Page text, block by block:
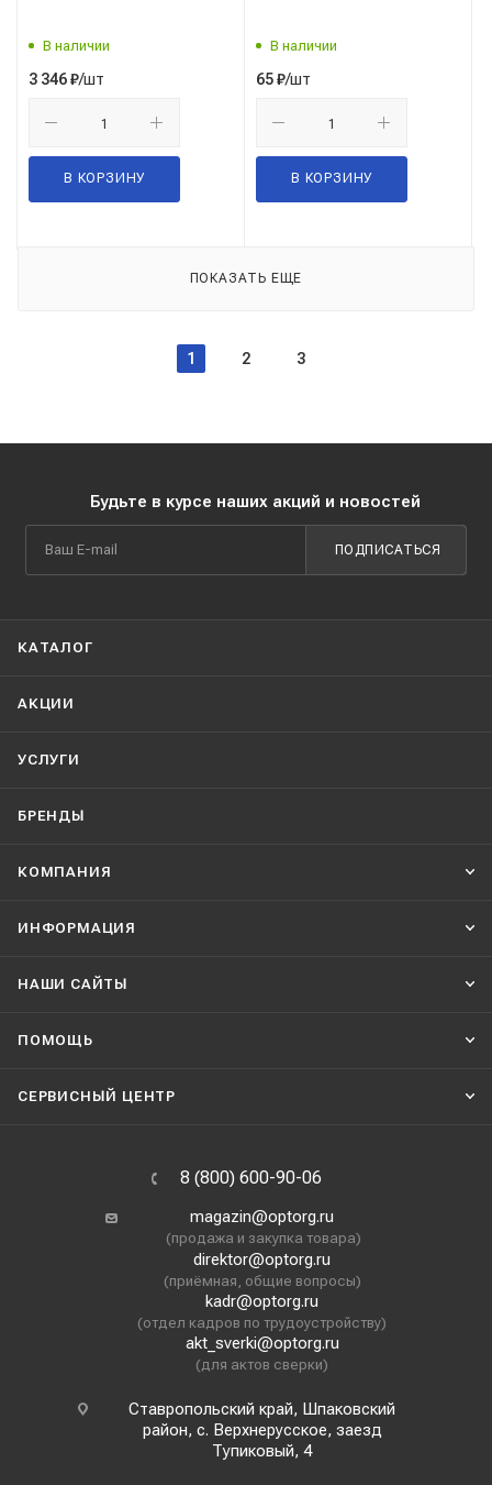
В наличии
3 346₽/шт
В КОРЗИНУ
В наличии
65₽/шт
В КОРЗИНУ
ПОКАЗАТЬ ЕЩЕ
1 2 3
Будьте в курсе наших акций и новостей
ПОДПИСАТЬСЯ
КАТАЛОГ
АКЦИИ
УСЛУГИ
БРЕНДЫ
КОМПАНИЯ
ИНФОРМАЦИЯ
НАШИ CАЙТЫ
ПОМОЩЬ
СЕРВИСНЫЙ ЦЕНТР
8 (800) 600-90-06
magazin@optorg.ru
(продажа и закупка товара)
direktor@optorg.ru
(приёмная, общие вопросы)
kadr@optorg.ru
(отдел кадров по трудоустройству)
akt_sverki@optorg.ru
(для актов сверки)
Ставропольский край, Шпаковский
район, с. Верхнерусское, заезд
Тупиковый, 4